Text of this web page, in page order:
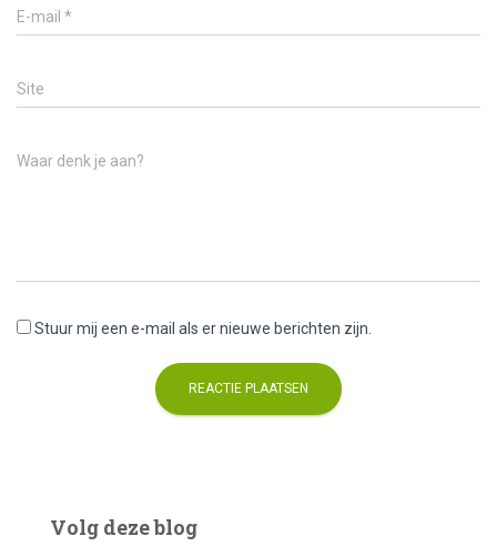
E-mail *
Site
Waar denk je aan?
Stuur mij een e-mail als er nieuwe berichten zijn.
Volg deze blog